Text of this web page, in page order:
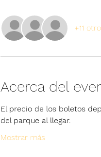
+11
Acerca del
El precio de los boletos
del parque al llegar.
Mostrar más